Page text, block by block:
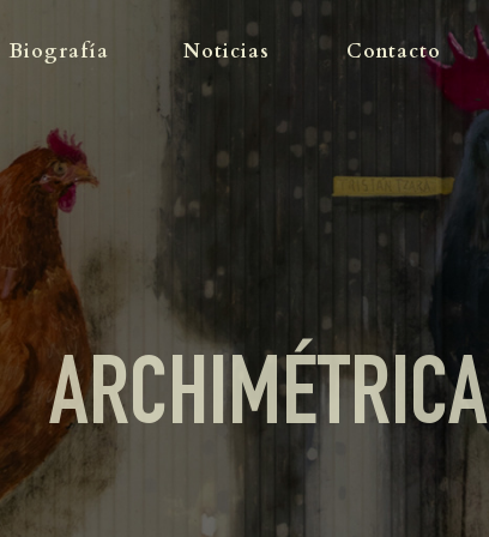
Biografía Noticias Contacto
OBRA
BIOGRAFÍA
NOTICIAS
CONTACTO
ARCHIMÉTRICA